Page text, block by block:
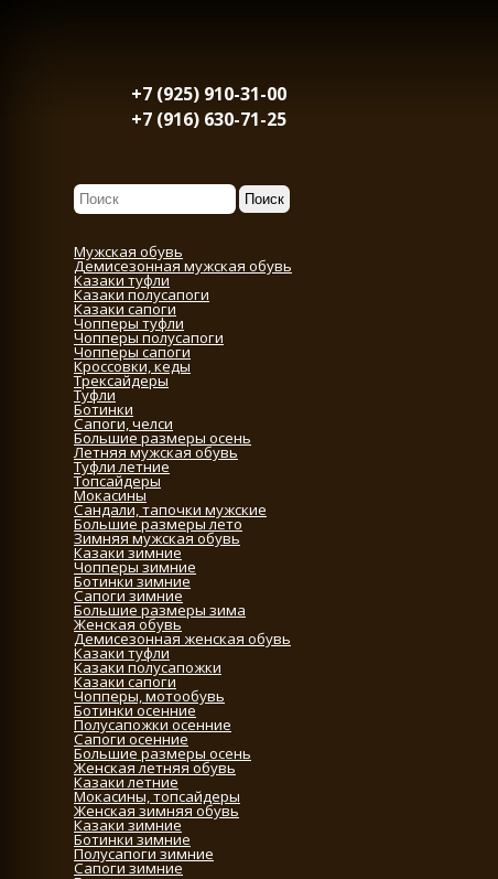
+7 (925) 910-31-00
+7 (916) 630-71-25
Мужская обувь
Демисезонная мужская обувь
Казаки туфли
Казаки полусапоги
Казаки сапоги
Чопперы туфли
Чопперы полусапоги
Чопперы сапоги
Кроссовки, кеды
Трексайдеры
Туфли
Ботинки
Сапоги, челси
Большие размеры осень
Летняя мужская обувь
Туфли летние
Топсайдеры
Мокасины
Сандали, тапочки мужские
Большие размеры лето
Зимняя мужская обувь
Казаки зимние
Чопперы зимние
Ботинки зимние
Сапоги зимние
Большие размеры зима
Женская обувь
Демисезонная женская обувь
Казаки туфли
Казаки полусапожки
Казаки сапоги
Чопперы, мотообувь
Ботинки осенние
Полусапожки осенние
Сапоги осенние
Большие размеры осень
Женская летняя обувь
Казаки летние
Мокасины, топсайдеры
Женская зимняя обувь
Казаки зимние
Ботинки зимние
Полусапоги зимние
Сапоги зимние